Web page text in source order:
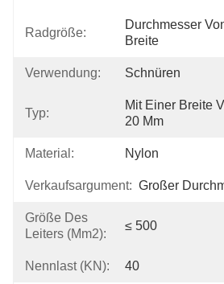
Radgröße:
Durchmesser
Breite
Verwendung: Schnüren
Typ:
Mit Einer Breite
20 Mm
Material: Nylon
Verkaufsargument: Großer
Größe Des
Leiters (mm2):
≤ 500
Nennlast (kN): 40